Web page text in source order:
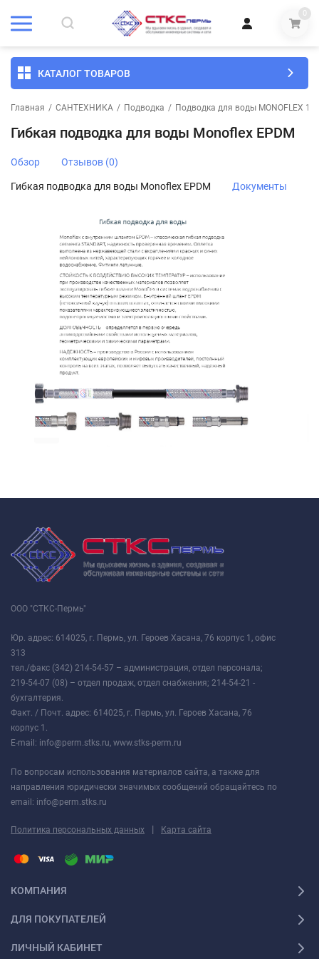
0
КАТАЛОГ ТОВАРОВ
Главная / САНТЕХНИКА / Подводка / Подводка для воды MONOFLEX
Гибкая подводка для воды Monoflex EPDM
Обзор Отзывов (0)
Гибкая подводка для воды Monoflex EPDM Документы
ООО "СТКС-Пермь"
Юр. адрес: 614025, г. Пермь, ул. Героев Хасана, 76 корпус 1, офис
313
тел./факс (342) 214-54-57 – администрация, отдел персонала;
219-54-07 (08) – отдел продаж, отдел снабжения; 214-54-21 -
бухгалтерия.
Факт. / Почт. адрес: 614025, г. Пермь, ул. Героев Хасана, 76
корпус 1.
E-mail: info@perm.stks.ru, www.stks-perm.ru
По вопросам использования материалов сайта, а также для
направления юридически значимых сообщений обращайтесь по
email: info@perm.stks.ru
Политика персональных данных | Карта сайта
КОМПАНИЯ
ДЛЯ ПОКУПАТЕЛЕЙ
ЛИЧНЫЙ КАБИНЕТ